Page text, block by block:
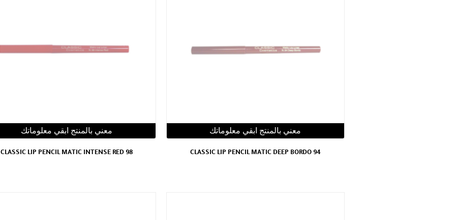
معني بالمنتج ابقي معلوماتك
CLASSIC LIP PENCIL MATIC DEEP BORDO 94
معني بالمنتج ابقي معلوماتك
CLASSIC LIP PENCIL MATIC INTENSE RED 98